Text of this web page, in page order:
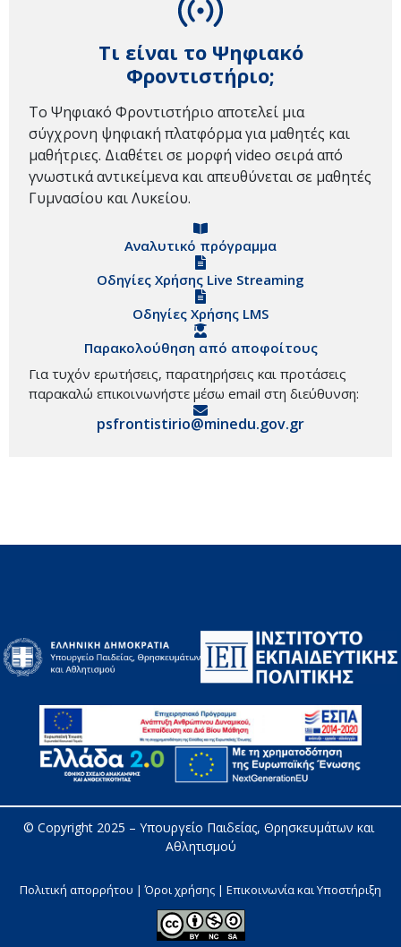
Τι είναι το Ψηφιακό
Φροντιστήριο;
Το Ψηφιακό Φροντιστήριο αποτελεί μια
σύγχρονη ψηφιακή πλατφόρμα για μαθητές και
μαθήτριες. Διαθέτει σε μορφή video σειρά από
γνωστικά αντικείμενα και απευθύνεται σε μαθητές
Γυμνασίου και Λυκείου.
Αναλυτικό πρόγραμμα
Οδηγίες Χρήσης Live Streaming
Οδηγίες Χρήσης LMS
Παρακολούθηση από αποφοίτους
Για τυχόν ερωτήσεις, παρατηρήσεις και προτάσεις
παρακαλώ επικοινωνήστε μέσω email στη διεύθυνση:
psfrontistirio@minedu.gov.gr
© Copyright 2025 – Υπουργείο Παιδείας, Θρησκευμάτων και
Αθλητισμού
Πολιτική απορρήτου | Όροι χρήσης | Επικοινωνία και Υποστήριξη